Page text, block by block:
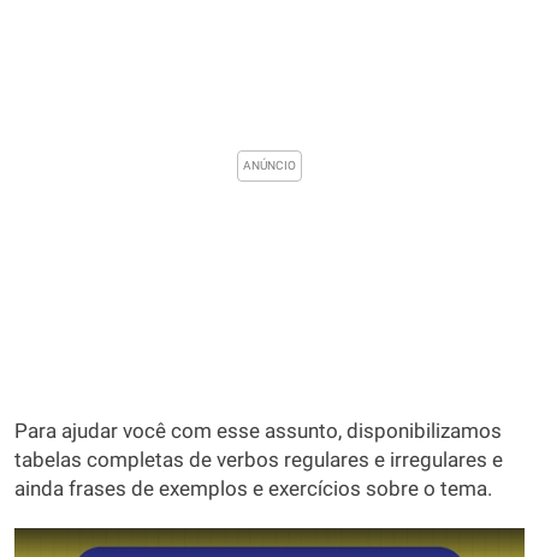
Para ajudar você com esse assunto, disponibilizamos
tabelas completas de verbos regulares e irregulares e
ainda frases de exemplos e exercícios sobre o tema.